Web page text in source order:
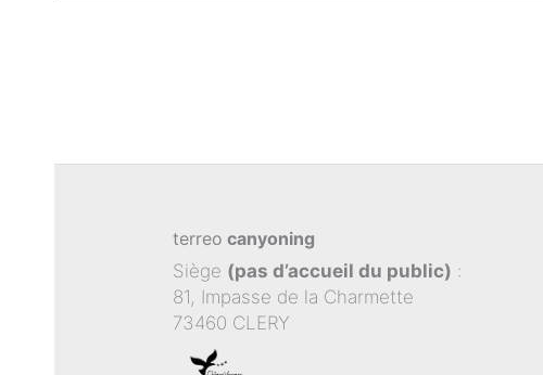
terreo canyoning
Siège (pas d’accueil du public) :
81, Impasse de la Charmette
73460 CLERY